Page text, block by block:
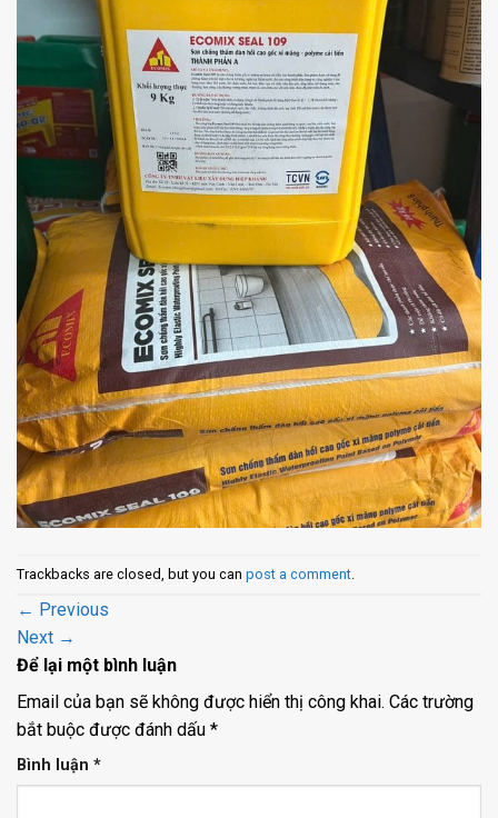
Trackbacks are closed, but you can post a comment
← Previous
Next →
Để lại một bình luận
Email của bạn sẽ không được hiển thị công khai. Các trường
bắt buộc được đánh dấu *
Bình luận *